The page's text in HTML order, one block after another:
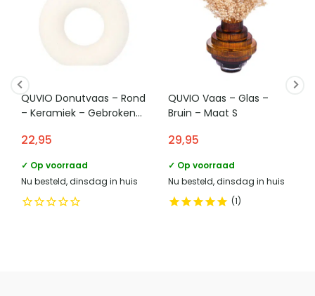
QUVIO Donutvaas – Rond
– Keramiek – Gebroken
22,95
✓ Op voorraad
Nu besteld, dinsdag in huis
QUVIO Vaas – Glas –
Bruin – Maat S
29,95
✓ Op voorraad
Nu besteld, dinsdag in huis
1